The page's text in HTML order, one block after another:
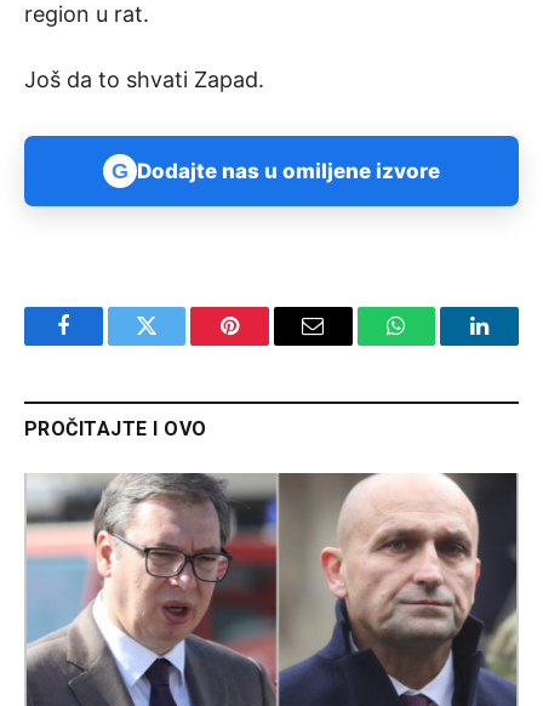
region u rat.
Još da to shvati Zapad.
G Dodajte nas u omiljene izvore
FacebookTwitter Pinterest Email WhatsApp
PROČITAJTE I OVO